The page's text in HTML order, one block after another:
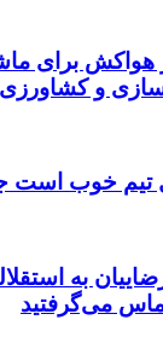
هواکش برای
و کشاورزی
تیم خوب است
به
تماس می‌گرفتید